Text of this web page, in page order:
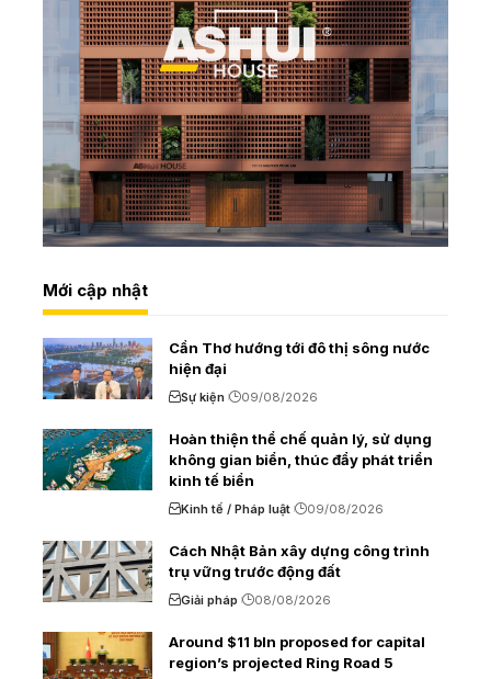
Mới cập nhật
Cần Thơ hướng tới đô thị sông nước
hiện đại
Sự kiện 09/08/2026
Hoàn thiện thể chế quản lý, sử dụng
không gian biển, thúc đẩy phát triển
kinh tế biển
Kinh tế / Pháp luật 09/08/2026
Cách Nhật Bản xây dựng công trình
trụ vững trước động đất
Giải pháp 08/08/2026
Around $11 bln proposed for capital
region’s projected Ring Road 5